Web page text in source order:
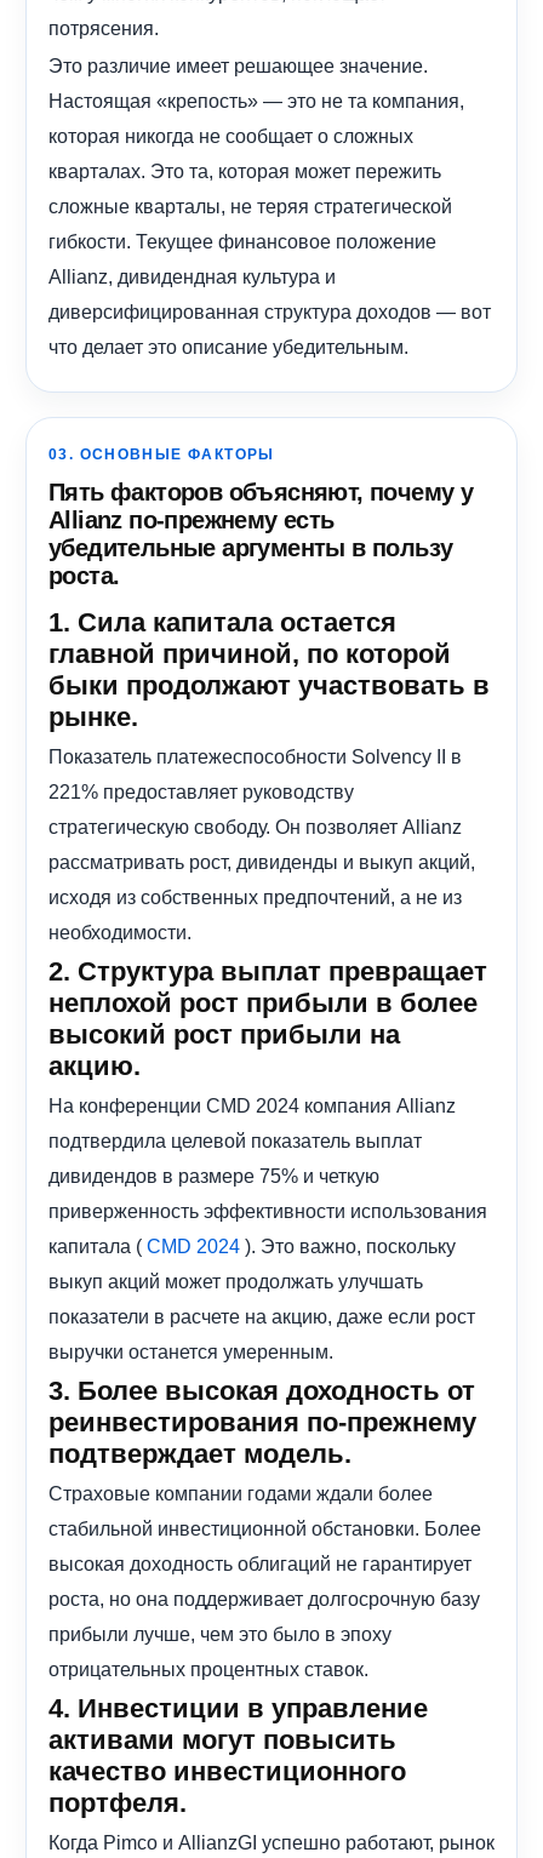
потрясения.
Это различие имеет решающее значение.
Настоящая «крепость» — это не та компания,
которая никогда не сообщает о сложных
кварталах. Это та, которая может пережить
сложные кварталы, не теряя стратегической
гибкости. Текущее финансовое положение
Allianz, дивидендная культура и
диверсифицированная структура доходов — вот
что делает это описание убедительным.
03. ОСНОВНЫЕ ФАКТОРЫ
Пять факторов объясняют, почему у
Allianz по-прежнему есть
убедительные аргументы в пользу
роста.
1. Сила капитала остается
главной причиной, по которой
быки продолжают участвовать в
рынке.
Показатель платежеспособности Solvency II в
221% предоставляет руководству
стратегическую свободу. Он позволяет Allianz
рассматривать рост, дивиденды и выкуп акций,
исходя из собственных предпочтений, а не из
необходимости.
2. Структура выплат превращает
неплохой рост прибыли в более
высокий рост прибыли на
акцию.
На конференции CMD 2024 компания Allianz
подтвердила целевой показатель выплат
дивидендов в размере 75% и четкую
приверженность эффективности использования
капитала ( CMD 2024 ). Это важно, поскольку
выкуп акций может продолжать улучшать
показатели в расчете на акцию, даже если рост
выручки останется умеренным.
3. Более высокая доходность от
реинвестирования по-прежнему
подтверждает модель.
Страховые компании годами ждали более
стабильной инвестиционной обстановки. Более
высокая доходность облигаций не гарантирует
роста, но она поддерживает долгосрочную базу
прибыли лучше, чем это было в эпоху
отрицательных процентных ставок.
4. Инвестиции в управление
активами могут повысить
качество инвестиционного
портфеля.
Когда Pimco и AllianzGI успешно работают, рынок